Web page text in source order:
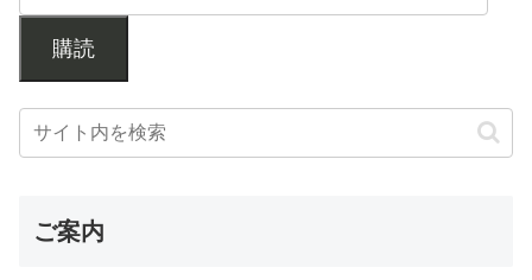
購読
ご案内